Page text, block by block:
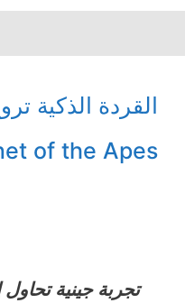
of the Apes )
تجربة جينية